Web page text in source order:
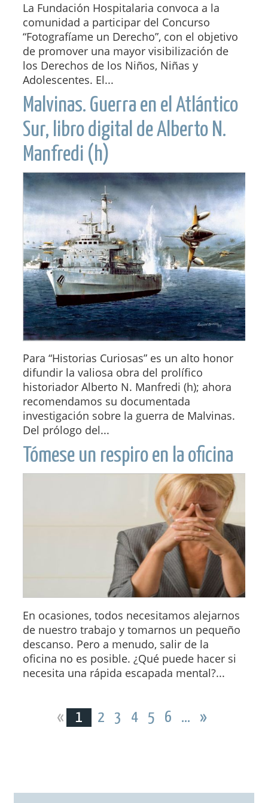
La Fundación Hospitalaria convoca a la
comunidad a participar del Concurso
“Fotografíame un Derecho”, con el objetivo
de promover una mayor visibilización de
los Derechos de los Niños, Niñas y
Adolescentes. El...
Malvinas. Guerra en el Atlántico
Sur, libro digital de Alberto N.
Manfredi (h)
Para “Historias Curiosas” es un alto honor
difundir la valiosa obra del prolífico
historiador Alberto N. Manfredi (h); ahora
recomendamos su documentada
investigación sobre la guerra de Malvinas.
Del prólogo del...
Tómese un respiro en la oficina
En ocasiones, todos necesitamos alejarnos
de nuestro trabajo y tomarnos un pequeño
descanso. Pero a menudo, salir de la
oficina no es posible. ¿Qué puede hacer si
necesita una rápida escapada mental?...
« 1 2 3 4 5 6 ... »